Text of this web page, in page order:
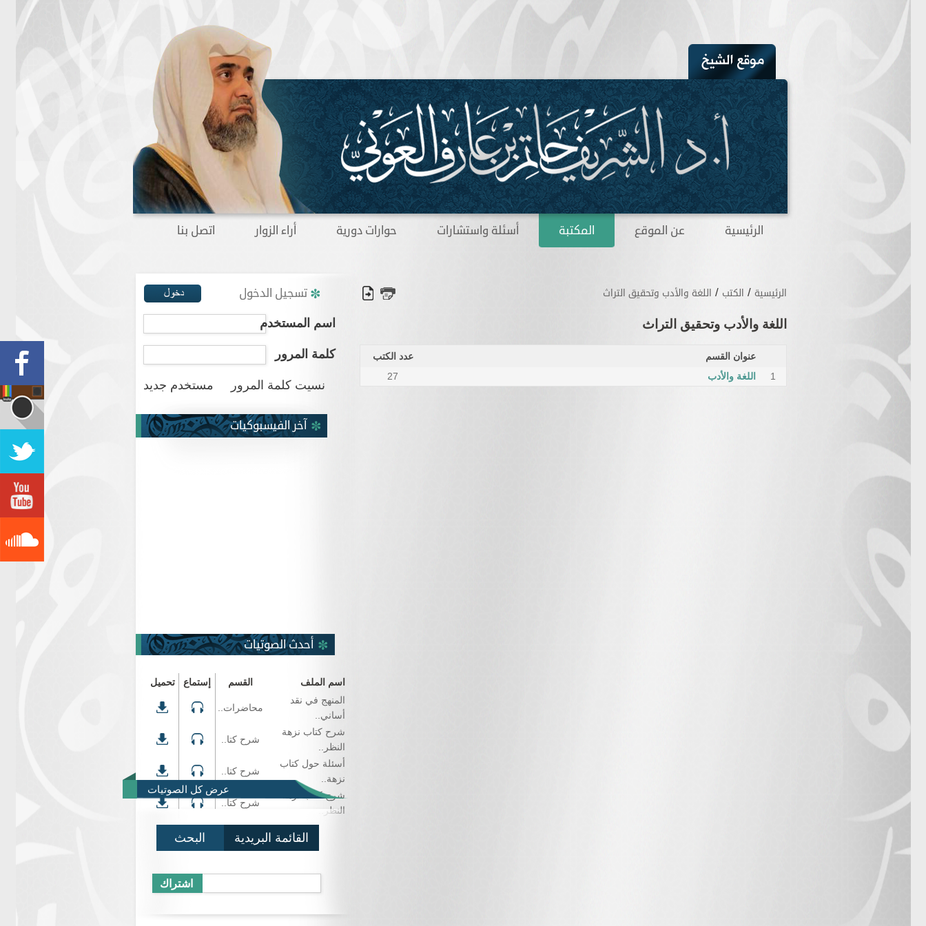
الرئيسية عن الموقع المكتبة أسئلة واستشارات حوارات دورية أراء الزوار اتصل بنا
الرئيسية / الكتب / اللغة والأدب وتحقيق التراث
اللغة والأدب وتحقيق التراث
عنوان القسم
عدد الكتب
1
اللغة والأدب 27
تسجيل الدخول
اسم المستخدم
كلمة المرور
نسيت كلمة المرور مستخدم جديد
آخر الفيسبوكيات
أحدث الصوتيات
اسم الملف القسم إستماع
تحميل
المنهج في نقد
أساني..
محاضرات..
شرح كتاب نزهة
النظر..
شرح كتا..
أسئلة حول كتاب
نزهة..
شرح كتا..
شرح كتاب نزهة
النظر..
شرح كتا..
عرض كل الصوتيات
القائمة البريدية البحث